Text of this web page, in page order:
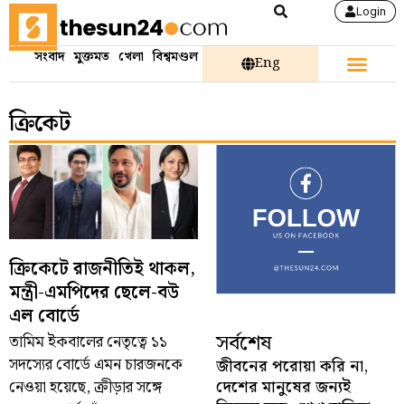
Login
সংবাদ মুক্তমত খেলা বিশ্বমণ্ডল Eng
ক্রিকেট
ক্রিকেটে রাজনীতিই থাকল,
মন্ত্রী-এমপিদের ছেলে-বউ
এল বোর্ডে
তামিম ইকবালের নেতৃত্বে ১১
সদস্যের বোর্ডে এমন চারজনকে
নেওয়া হয়েছে, ক্রীড়ার সঙ্গে
সর্বশেষ
জীবনের পরোয়া করি না,
দেশের মানুষের জন্যই